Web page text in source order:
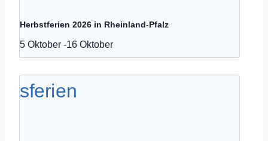
Herbstferien 2026 in Rheinland-Pfalz
5 Oktober -16 Oktober